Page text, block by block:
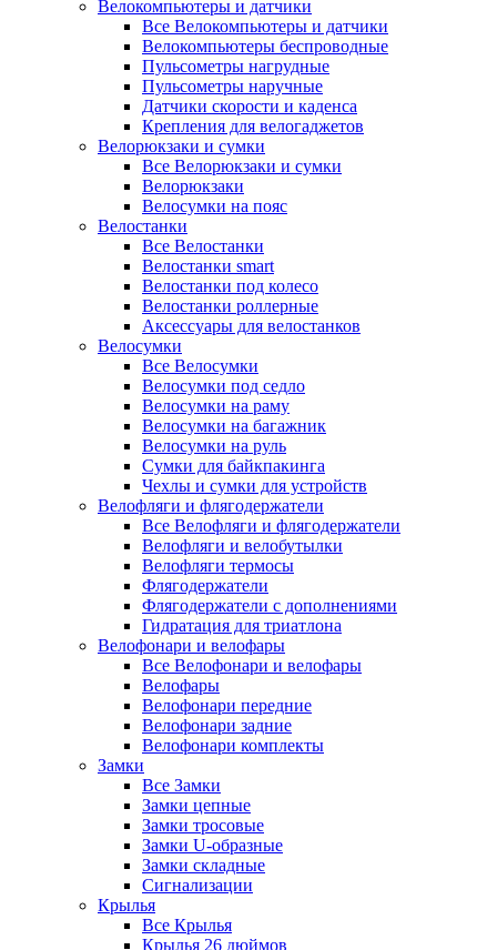
Велокомпьютеры и датчики
Все Велокомпьютеры и датчики
Велокомпьютеры беспроводные
Пульсометры нагрудные
Пульсометры наручные
Датчики скорости и каденса
Крепления для велогаджетов
Велорюкзаки и сумки
Все Велорюкзаки и сумки
Велорюкзаки
Велосумки на пояс
Велостанки
Все Велостанки
Велостанки smart
Велостанки под колесо
Велостанки роллерные
Аксессуары для велостанков
Велосумки
Все Велосумки
Велосумки под седло
Велосумки на раму
Велосумки на багажник
Велосумки на руль
Сумки для байкпакинга
Чехлы и сумки для устройств
Велофляги и флягодержатели
Все Велофляги и флягодержатели
Велофляги и велобутылки
Велофляги термосы
Флягодержатели
Флягодержатели с дополнениями
Гидратация для триатлона
Велофонари и велофары
Все Велофонари и велофары
Велофары
Велофонари передние
Велофонари задние
Велофонари комплекты
Замки
Все Замки
Замки цепные
Замки тросовые
Замки U-образные
Замки складные
Сигнализации
Крылья
Все Крылья
Крылья 26 дюймов